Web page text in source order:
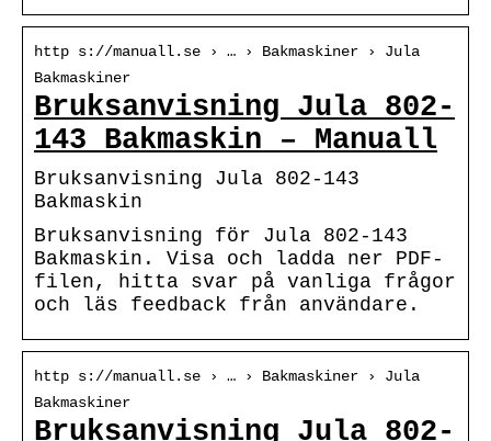
http s://manuall.se › … › Bakmaskiner › Jula
Bakmaskiner
Bruksanvisning Jula 802-
143 Bakmaskin – Manuall
Bruksanvisning Jula 802-143
Bakmaskin
Bruksanvisning för Jula 802-143
Bakmaskin. Visa och ladda ner PDF-
filen, hitta svar på vanliga frågor
och läs feedback från användare.
http s://manuall.se › … › Bakmaskiner › Jula
Bakmaskiner
Bruksanvisning Jula 802-